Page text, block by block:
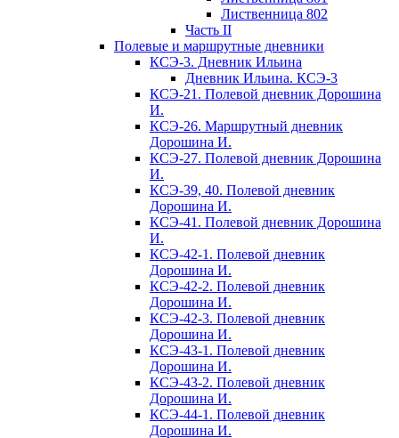
Лиственница 802
Часть II
Полевые и маршрутные дневники
КСЭ-3. Дневник Ильина
Дневник Ильина. КСЭ-3
КСЭ-21. Полевой дневник Дорошина
И.
КСЭ-26. Маршрутный дневник
Дорошина И.
КСЭ-27. Полевой дневник Дорошина
И.
КСЭ-39, 40. Полевой дневник
Дорошина И.
КСЭ-41. Полевой дневник Дорошина
И.
КСЭ-42-1. Полевой дневник
Дорошина И.
КСЭ-42-2. Полевой дневник
Дорошина И.
КСЭ-42-3. Полевой дневник
Дорошина И.
КСЭ-43-1. Полевой дневник
Дорошина И.
КСЭ-43-2. Полевой дневник
Дорошина И.
КСЭ-44-1. Полевой дневник
Дорошина И.